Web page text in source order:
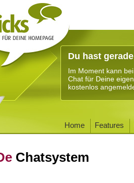
Du hast
Im Moment kann
Chat für Deine
kostenlos
Home Features
Chatsystem